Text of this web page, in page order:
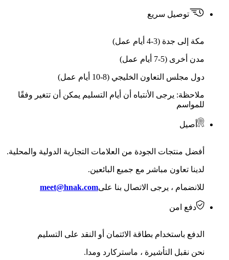
توصيل سريع
مكة إلى جدة (3-4 أيام عمل)
مدن أخرى (5-7 أيام عمل)
دول مجلس التعاون الخليجي (8-10 أيام عمل)
ملاحظة: يرجى الأنتباه أن أيام التسليم يمكن أن تتغير وفقًا
للمواسم
أصيل
أفضل منتجات الجودة من العلامات التجارية الدولية والمحلية.
لدينا تعاون مباشر مع جميع البائعين.
للانضمام ، يرجى الاتصال بنا علىmeet@hnak.com
دفع امن
الدفع باستخدام بطاقة الائتمان أو النقد على التسليم
نحن نقبل التأشيرة ، ماستركارد ومدا.